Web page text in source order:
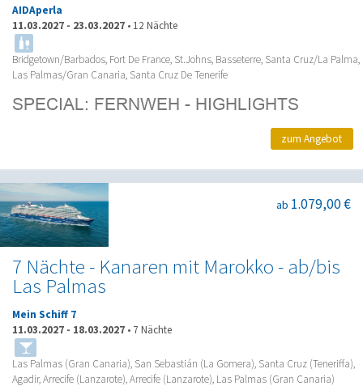
AIDAperla
11.03.2027 - 23.03.2027 • 12 Nächte
Bridgetown/Barbados, Fort De France, St.Johns, Basseterre, Santa Cruz/La Palma,
Las Palmas/Gran Canaria, Santa Cruz De Tenerife
zum Angebot
7 Nächte - Kanaren mit Marokko - ab/bis
Las Palmas
ab 1.079,00 €
Mein Schiff 7
11.03.2027 - 18.03.2027 • 7 Nächte
Las Palmas (Gran Canaria), San Sebastián (La Gomera), Santa Cruz (Teneriffa),
Agadir, Arrecife (Lanzarote), Arrecife (Lanzarote), Las Palmas (Gran Canaria)